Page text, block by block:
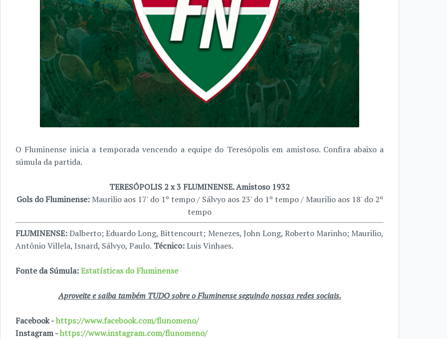
O Fluminense inicia a temporada vencendo a equipe do Teresópolis em amistoso. Confira abaixo a
súmula da partida.
TERESÓPOLIS 2 x 3 FLUMINENSE. Amistoso 1932
Gols do Fluminense: Maurilio aos 17' do 1º tempo / Sálvyo aos 23' do 1º tempo / Maurilio aos 18' do 2º
tempo
FLUMINENSE:Dalberto; Eduardo Long, Bittencourt; Menezes, John Long, Roberto Marinho; Maurilio,
Antônio Villela, Isnard, Sálvyo, Paulo. Técnico:Luis Vinhaes.
Fonte da Súmula:Estatísticas do Fluminense
Aproveite e saiba também TUDO sobre o Fluminense seguindo nossas redes sociais.
Facebook -https://www.facebook.com/flunomeno/
Instagram -https://www.instagram.com/flunomeno/